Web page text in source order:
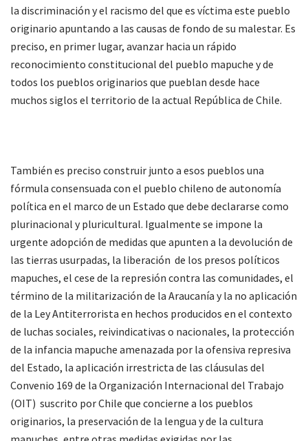
la discriminación y el racismo del que es víctima este pueblo
originario apuntando a las causas de fondo de su malestar. Es
preciso, en primer lugar, avanzar hacia un rápido
reconocimiento constitucional del pueblo mapuche y de
todos los pueblos originarios que pueblan desde hace
muchos siglos el territorio de la actual República de Chile.
También es preciso construir junto a esos pueblos una
fórmula consensuada con el pueblo chileno de autonomía
política en el marco de un Estado que debe declararse como
plurinacional y pluricultural. Igualmente se impone la
urgente adopción de medidas que apunten a la devolución de
las tierras usurpadas, la liberación de los presos políticos
mapuches, el cese de la represión contra las comunidades, el
término de la militarización de la Araucanía y la no aplicación
de la Ley Antiterrorista en hechos producidos en el contexto
de luchas sociales, reivindicativas o nacionales, la protección
de la infancia mapuche amenazada por la ofensiva represiva
del Estado, la aplicación irrestricta de las cláusulas del
Convenio 169 de la Organización Internacional del Trabajo
(OIT) suscrito por Chile que concierne a los pueblos
originarios, la preservación de la lengua y de la cultura